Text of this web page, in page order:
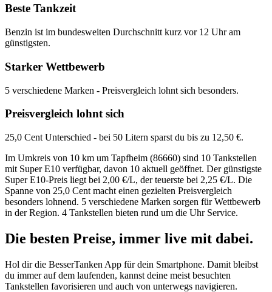
Beste Tankzeit
Benzin ist im bundesweiten Durchschnitt kurz vor 12 Uhr am
günstigsten.
Starker Wettbewerb
5 verschiedene Marken - Preisvergleich lohnt sich besonders.
Preisvergleich lohnt sich
25,0 Cent Unterschied - bei 50 Litern sparst du bis zu 12,50 €.
Im Umkreis von 10 km um Tapfheim (86660) sind 10 Tankstellen
mit Super E10 verfügbar, davon 10 aktuell geöffnet. Der günstigste
Super E10-Preis liegt bei 2,00 €/L, der teuerste bei 2,25 €/L. Die
Spanne von 25,0 Cent macht einen gezielten Preisvergleich
besonders lohnend. 5 verschiedene Marken sorgen für Wettbewerb
in der Region. 4 Tankstellen bieten rund um die Uhr Service.
Die besten Preise, immer live mit dabei.
Hol dir die BesserTanken App für dein Smartphone. Damit bleibst
du immer auf dem laufenden, kannst deine meist besuchten
Tankstellen favorisieren und auch von unterwegs navigieren.